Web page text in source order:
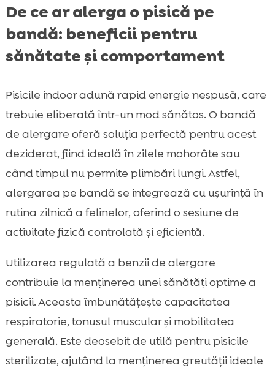
De ce ar alerga o pisică pe
bandă: beneficii pentru
sănătate și comportament
Pisicile indoor adună rapid energie nespusă, care
trebuie eliberată într-un mod sănătos. O bandă
de alergare oferă soluția perfectă pentru acest
deziderat, fiind ideală în zilele mohorâte sau
când timpul nu permite plimbări lungi. Astfel,
alergarea pe bandă se integrează cu ușurință în
rutina zilnică a felinelor, oferind o sesiune de
activitate fizică controlată și eficientă.
Utilizarea regulată a benzii de alergare
contribuie la menținerea unei sănătăți optime a
pisicii. Aceasta îmbunătățește capacitatea
respiratorie, tonusul muscular și mobilitatea
generală. Este deosebit de utilă pentru pisicile
sterilizate, ajutând la menținerea greutății ideale